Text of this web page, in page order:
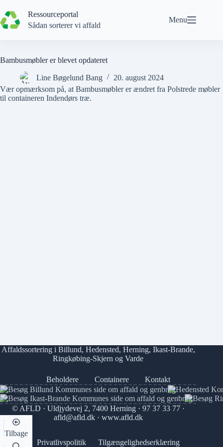
til
indhold
Ressourceportal
Sådan sorterer vi affald
Menu
Bambusmøbler er blevet opdateret
Line Bøgelund Bang
20. august 2024
Vær opmærksom på, at Bambusmøblerer ændret fra Polstrede møbler
til containeren Indendørs træ.
Affaldssortering i Billund, Hedensted, Herning, Ikast-Brande,
Ringkøbing-Skjern ogVarde
Beholdere Containere Kontakt
© AFLD · Uldjydevej 2, 7400 Herning · 97 37 33 77·
afld@afld.dk· www.afld.dk
Privatlivspolitik Tilgængelighedserklæring
Tilbage